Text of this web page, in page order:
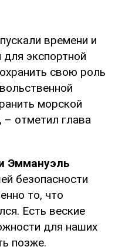
времени и
экспортной
свою роль
морской
– отметил глава
Эммануэль
безопасности
то, что
Есть веские
для наших
позже.